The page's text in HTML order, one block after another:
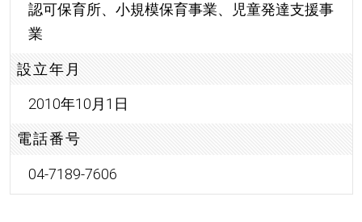
認可保育所、小規模保育事業、児童発達支援事
業
設立年月
2010年10月1日
電話番号
04-7189-7606